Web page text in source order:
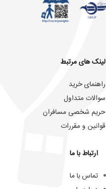
لینک های مرتبط
راهنمای خرید
سوالات متداول
حریم شخصی مسافران
قوانین و مقررات
ارتباط با ما
تماس با ما